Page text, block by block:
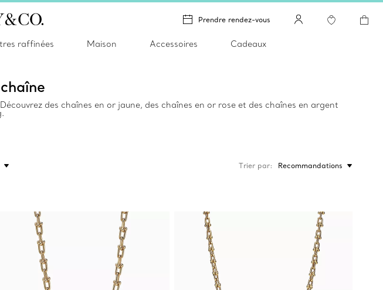
Prendre rendez-vous
raffinées Maison Accessoires Cadeaux
des chaînes en or jaune, des chaînes en or rose et des chaînes en argent
Trier par Recommandations